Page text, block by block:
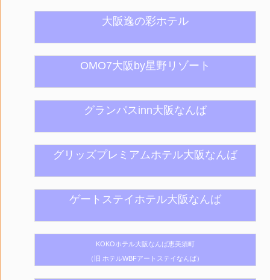
大阪逸の彩ホテル
OMO7大阪by星野リゾート
グランパスinn大阪なんば
グリッズプレミアムホテル大阪なんば
ゲートステイホテル大阪なんば
KOKOホテル大阪なんば恵美須町
（旧 ホテルWBFアートステイなんば）